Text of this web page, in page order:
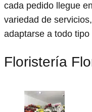
cada pedido llegue
variedad de
adaptarse a todo
Floristería